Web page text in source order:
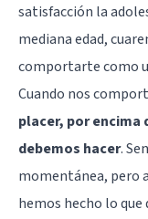
satisfacción la
mediana edad,
comportarte como
Cuando nos
placer, por encima
debemos hacer.
momentánea, pero
hemos hecho lo